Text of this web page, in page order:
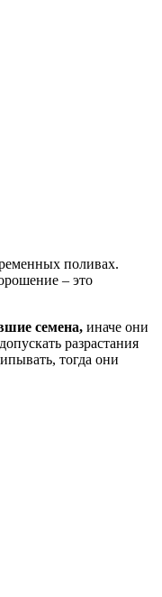
поливах.
– это
семена, иначе они
разрастания
тогда они